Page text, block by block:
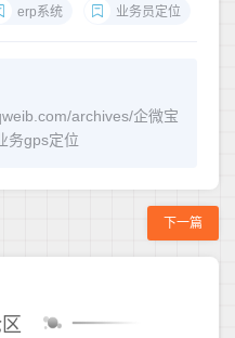
erp系统 业务员定位
archives/企微宝
务gps定位
下一篇